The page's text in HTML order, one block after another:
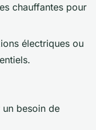
chauffantes pour
électriques ou
besoin de